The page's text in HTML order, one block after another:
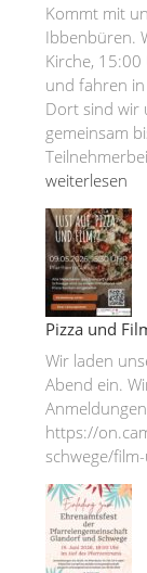
Kommt mit
Ibbenbüren.
Kirche,
und fahren
Dort sind wir
gemeinsam
weiterlesen
Pizza und
Wir laden
Abend ein.
https://
schwege/